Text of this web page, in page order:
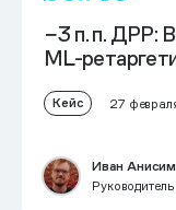
−3 п. п. ДРР:
ML⁠-⁠
Кейс 27
Иван